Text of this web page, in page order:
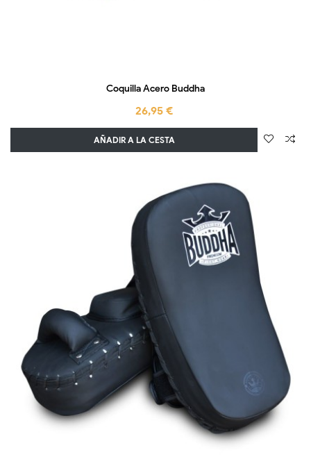
Coquilla Acero Buddha
26,95 €
AÑADIR A LA CESTA